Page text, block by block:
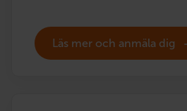
Läs mer och anmäla dig